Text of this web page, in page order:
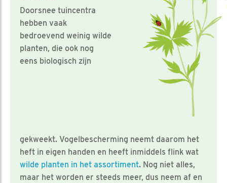
Doorsnee tuincentra
hebben vaak
bedroevend weinig wilde
planten, die ook nog
eens biologisch zijn
gekweekt. Vogelbescherming neemt daarom het
heft in eigen handen en heeft inmiddels flink wat
wilde planten in het assortiment. Nog niet alles,
maar het worden er steeds meer, dus neem af en